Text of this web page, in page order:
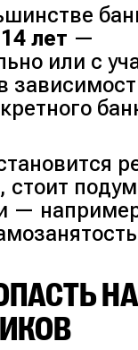
лет —
или с
—
НА